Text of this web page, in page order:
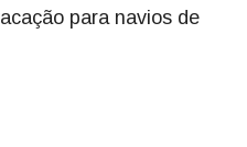
para navios de